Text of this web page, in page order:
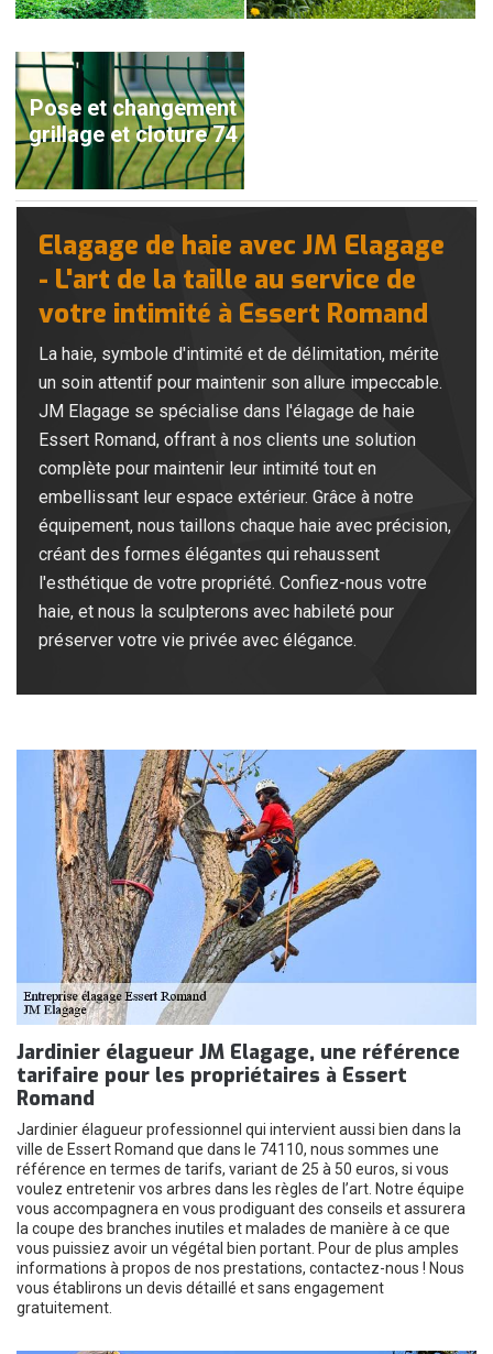
Pose et changement
grillage et cloture 74
Elagage de haie avec JM Elagage
- L'art de la taille au service de
votre intimité à Essert Romand
La haie, symbole d'intimité et de délimitation, mérite
un soin attentif pour maintenir son allure impeccable.
JM Elagage se spécialise dans l'élagage de haie
Essert Romand, offrant à nos clients une solution
complète pour maintenir leur intimité tout en
embellissant leur espace extérieur. Grâce à notre
équipement, nous taillons chaque haie avec précision,
créant des formes élégantes qui rehaussent
l'esthétique de votre propriété. Confiez-nous votre
haie, et nous la sculpterons avec habileté pour
préserver votre vie privée avec élégance.
Jardinier élagueur JM Elagage, une référence
tarifaire pour les propriétaires à Essert
Romand
Jardinier élagueur professionnel qui intervient aussi bien dans la
ville de Essert Romand que dans le 74110, nous sommes une
référence en termes de tarifs, variant de 25 à 50 euros, si vous
voulez entretenir vos arbres dans les règles de l’art. Notre équipe
vous accompagnera en vous prodiguant des conseils et assurera
la coupe des branches inutiles et malades de manière à ce que
vous puissiez avoir un végétal bien portant. Pour de plus amples
informations à propos de nos prestations, contactez-nous ! Nous
vous établirons un devis détaillé et sans engagement
gratuitement.